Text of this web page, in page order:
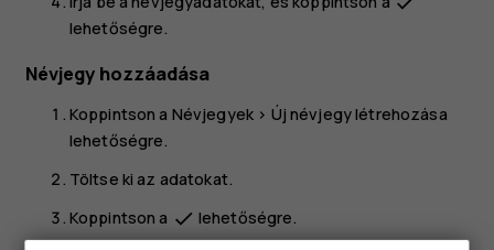
lehetőségre.
Névjegy hozzáadása
Koppintson a Névjegyek > Új névjegy létrehozása
lehetőségre.
Töltse ki az adatokat.
Koppintson a done lehetőségre.